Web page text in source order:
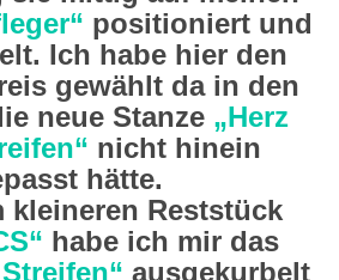
positioniert und
Ich habe hier den
gewählt da in den
neue Stanze „Herz
nicht hinein
hätte.
kleineren Reststück
habe ich mir das
ausgekurbelt